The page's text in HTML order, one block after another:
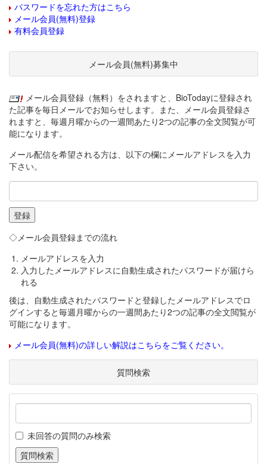
パスワードを忘れた方はこちら
メール会員(無料)登録
有料会員登録
メール会員(無料)募集中
メール会員登録（無料）をされますと、BioTodayに登録され
た記事を毎日メールでお知らせします。また、メール会員登録さ
れますと、毎週月曜からの一週間あたり2つの記事の全文閲覧が可
能になります。
メール配信を希望される方は、以下の欄にメールアドレスを入力
下さい。
◇メール会員登録までの流れ
メールアドレスを入力
入力したメールアドレスに自動生成されたパスワードが届けら
れる
後は、自動生成されたパスワードと登録したメールアドレスでロ
グインすると毎週月曜からの一週間あたり2つの記事の全文閲覧が
可能になります。
メール会員(無料)の詳しい解説はこちらをご覧ください。
質問検索
未回答の質問のみ検索